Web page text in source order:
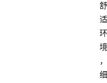
舒
适
环
境
，
细